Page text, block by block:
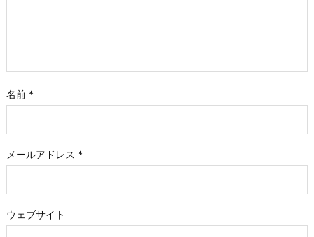
名前 *
メールアドレス *
ウェブサイト